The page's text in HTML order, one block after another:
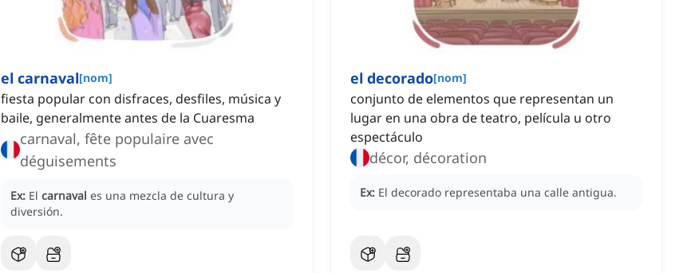
el carnaval[nom]
fiesta popular con disfraces, desfiles, música y
baile, generalmente antes de la Cuaresma
carnaval, fête populaire avec
déguisements
Ex: El carnaval es una mezcla de cultura y
diversión.
el decorado[nom]
conjunto de elementos que representan un
lugar en una obra de teatro, película u otro
espectáculo
décor, décoration
Ex: El decorado representaba una calle antigua.